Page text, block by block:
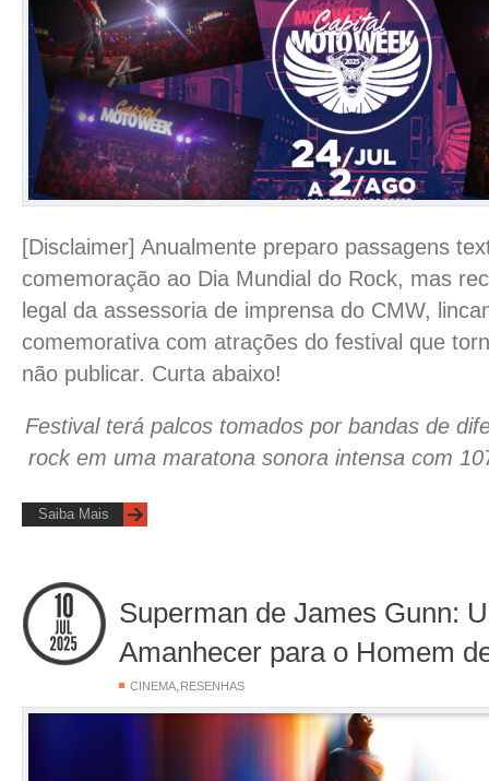
[Disclaimer] Anualmente preparo passagens
comemoração ao Dia Mundial do Rock, mas
legal da assessoria de imprensa do CMW,
comemorativa com atrações do festival que
não publicar. Curta abaixo!
Festival terá palcos tomados por bandas de
rock em uma maratona sonora intensa com
Saiba Mais
Superman de James Gunn:
Amanhecer para o Homem
CINEMA RESENHAS